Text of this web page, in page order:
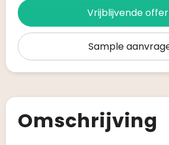
Vrijblijvende
Sample
Omschrijving